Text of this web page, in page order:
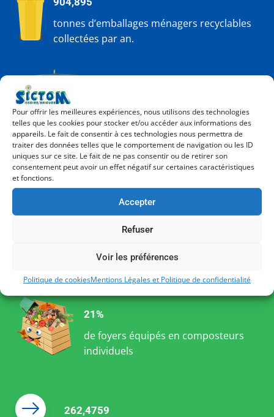
Pour offrir les meilleures expériences, nous utilisons des technologies
telles que les cookies pour stocker et/ou accéder aux informations des
appareils. Le fait de consentir à ces technologies nous permettra de
traiter des données telles que le comportement de navigation ou les ID
uniques sur ce site. Le fait de ne pas consentir ou de retirer son
consentement peut avoir un effet négatif sur certaines caractéristiques
et fonctions.
Accepter
Refuser
Voir les préférences
Politique de cookiesMentions Légales et Politique de confidentialité
tonnes d’emballages ménagers recyclables
collectées par an.
tonnes de verre collectées par an
44,969
21%
de foyers équipés en composteurs
individuels
262,4759